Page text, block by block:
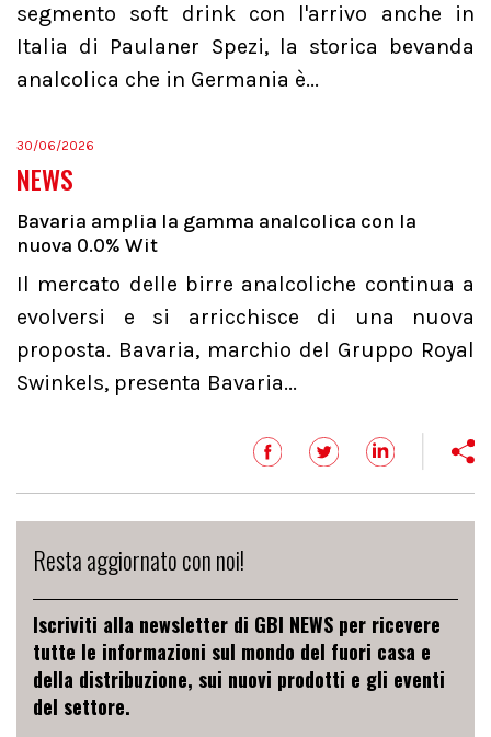
segmento soft drink con l'arrivo anche in
Italia di Paulaner Spezi, la storica bevanda
analcolica che in Germania è...
30/06/2026
NEWS
Bavaria amplia la gamma analcolica con la
nuova 0.0% Wit
Il mercato delle birre analcoliche continua a
evolversi e si arricchisce di una nuova
proposta. Bavaria, marchio del Gruppo Royal
Swinkels, presenta Bavaria...
Resta aggiornato con noi!
Iscriviti alla newsletter di GBI NEWS per ricevere
tutte le informazioni sul mondo del fuori casa e
della distribuzione, sui nuovi prodotti e gli eventi
del settore.